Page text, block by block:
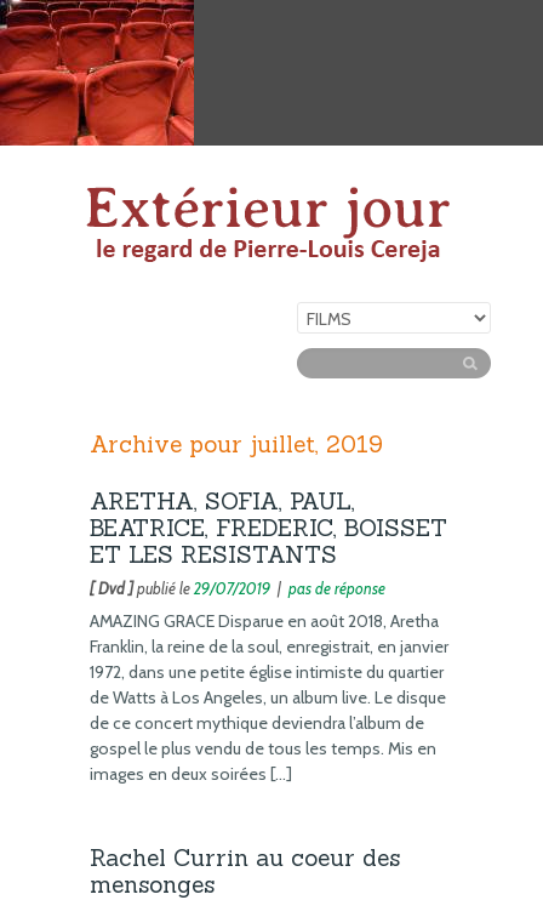
Archive pour juillet, 2019
ARETHA, SOFIA, PAUL,
BEATRICE, FREDERIC, BOISSET
ET LES RESISTANTS
[ Dvd ]publié le29/07/2019 | pas de réponse
AMAZING GRACE Disparue en août 2018, Aretha
Franklin, la reine de la soul, enregistrait, en janvier
1972, dans une petite église intimiste du quartier
de Watts à Los Angeles, un album live. Le disque
de ce concert mythique deviendra l’album de
gospel le plus vendu de tous les temps. Mis en
images en deux soirées […]
Rachel Currin au coeur des
mensonges